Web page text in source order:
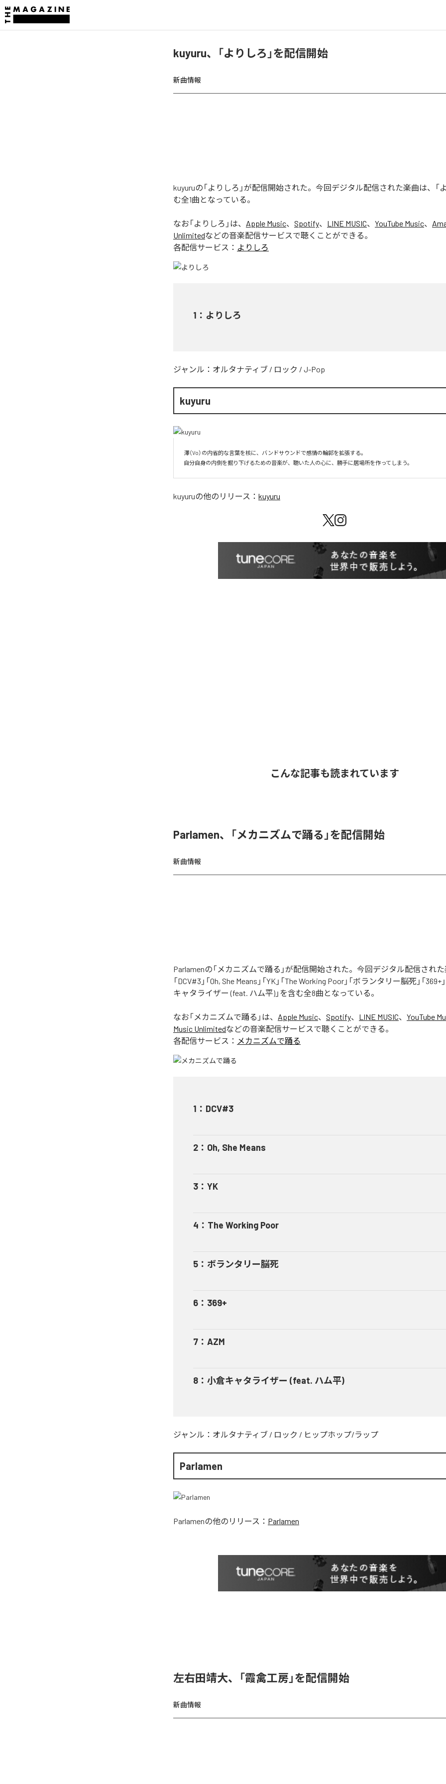
kuyuru、「よりしろ」を配信開始
新曲情報
kuyuruの「よりしろ」が配信開始された。今回デジタル配信された楽曲は、「
む全1曲となっている。
なお「よりしろ 」は、 Apple Music、 Spotify、 LINE MUSIC、 YouTube Music、
Unlimitedなどの音楽配信サービスで聴くことができる。
各配信サービス： よりしろ
1 ： よりしろ
ジャンル： オルタナティブ / ロック / J-Pop
kuyuru
澤（Vo）の内省的な言葉を核に、バンドサウンドで感情の輪郭を拡張する。
自分自身の内側を掘り下げるための音楽が、聴いた人の心に、勝手に居場所を作ってしまう。
kuyuruの他のリリース： kuyuru
こんな記事も読まれています
Parlamen、「メカニズムで踊る」を配信開始
新曲情報
Parlamenの「メカニズムで踊る」が配信開始された。今回デジタル配信された
「DCV#3」「Oh, She Means」「YK」「The Working Poor」「ボランタリー脳死」「369+
キャタライザー (feat. ハム平)」を含む全8曲となっている。
なお「 メカニズムで踊る 」は、 Apple Music、 Spotify、 LINE MUSIC、 YouTube
Music Unlimitedなどの音楽配信サービスで聴くことができる。
各配信サービス： メカニズムで踊る
1 ： DCV#3
2 ： Oh, She Means
3 ： YK
4 ： The Working Poor
5 ： ボランタリー脳死
6 ： 369+
7 ： AZM
8 ： 小倉キャタライザー (feat. ハム平)
ジャンル： オルタナティブ / ロック / ヒップホップ/ラップ
Parlamen
Parlamenの他のリリース： Parlamen
左右田靖大、「霞禽工房」を配信開始
新曲情報